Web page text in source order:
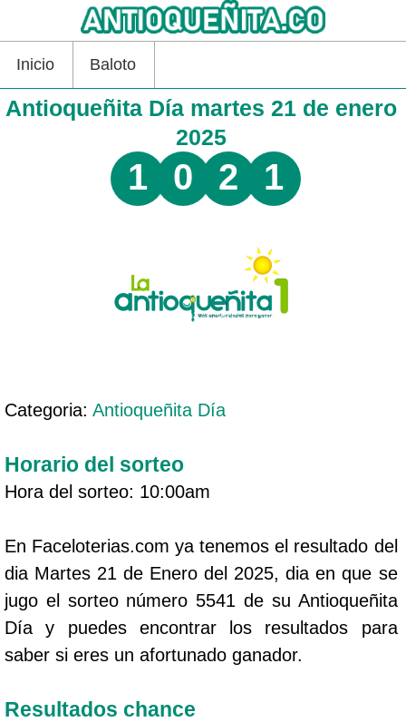
Inicio Baloto
Antioqueñita Día martes 21 de enero
2025
1 0 2 1
Categoria: Antioqueñita Día
Horario del sorteo
Hora del sorteo: 10:00am
En Faceloterias.com ya tenemos el resultado del
dia Martes 21 de Enero del 2025, dia en que se
jugo el sorteo número 5541 de su Antioqueñita
Día y puedes encontrar los resultados para
saber si eres un afortunado ganador.
Resultados chance